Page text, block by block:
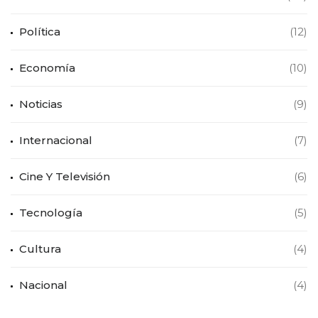
Política (12)
Economía (10)
Noticias (9)
Internacional (7)
Cine Y Televisión (6)
Tecnología (5)
Cultura (4)
Nacional (4)